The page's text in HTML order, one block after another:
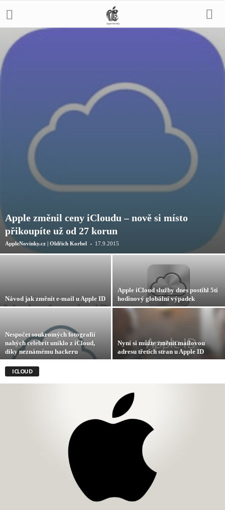
Apple změnil ceny iCloudu – nově si místo
přikoupíte už od 27 korun
AppleNovinky.cz | Oldřich Korbel - 17.9.2015
Návod jak změnit e-mail u Apple ID
Apple iCloud služby dnes postihl 5ti
hodinový globální výpadek
Nespočet soukromých fotografií
nahých celebrit uniklo z iCloud,
díky neznámému hackeru
Nyní si můžte změnit mailovou
adresu třetích stran u Apple ID
ICLOUD